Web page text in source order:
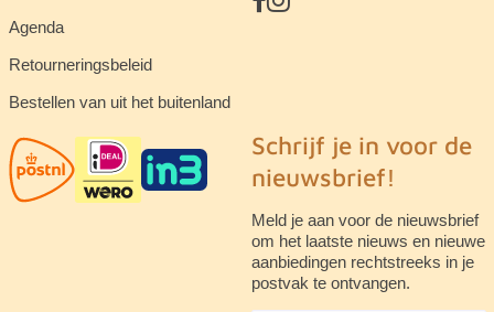
Agenda
Retourneringsbeleid
Bestellen van uit het buitenland
Schrijf je in voor de
nieuwsbrief!
Meld je aan voor de nieuwsbrief
om het laatste nieuws en nieuwe
aanbiedingen rechtstreeks in je
postvak te ontvangen.